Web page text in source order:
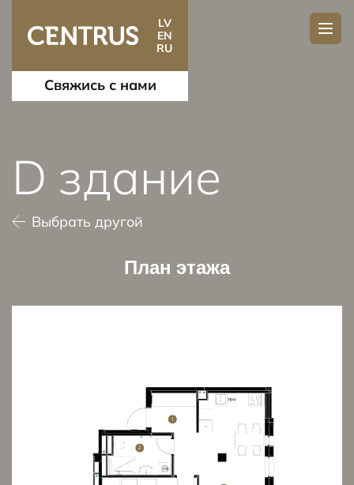
LV
EN
RU
Свяжись с нами
D здание
Выбрать другой
План этажа